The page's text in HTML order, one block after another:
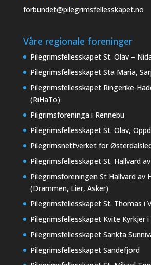
forbundet@pilegrimsfellesskapet.no
Våre regionale foreninger
Pilegrimsfellesskapet St. Olav –
Pilegrimsfellesskapet Sta Maria,
Pilegrimsfellesskapet Ringerike-
(RiHaTo)
Pilgrimsforeninga i Rennebu
Pilegrimsfellesskapet St. Olav,
Pilegrimsnettverket for
Pilegrimsfellesskapet St. Hallvard
Pilegrimsforeningen St Hallvard av
(Drammen, Lier, Asker)
Pilegrimsfellesskapet St. Thomas i
Pilegrimsfellesskapet Kvite Kyrkjer i
Pilegrimsfellesskapet Sankta
Pilegrimsfellesskapet Sandefjord